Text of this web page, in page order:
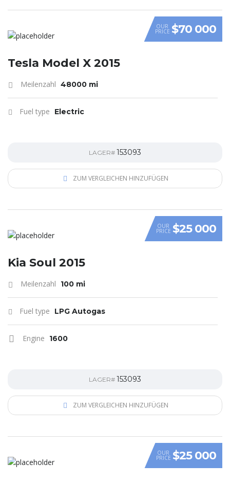
OUR
PRICE $70 000
Tesla Model X 2015
Meilenzahl 48000 mi
Fuel type Electric
LAGER# 153093
ZUM VERGLEICHEN HINZUFÜGEN
VIDEO
OUR
PRICE $25 000
Kia Soul 2015
Meilenzahl 100 mi
Fuel type LPG Autogas
Engine 1600
LAGER# 153093
ZUM VERGLEICHEN HINZUFÜGEN
OUR
PRICE $25 000